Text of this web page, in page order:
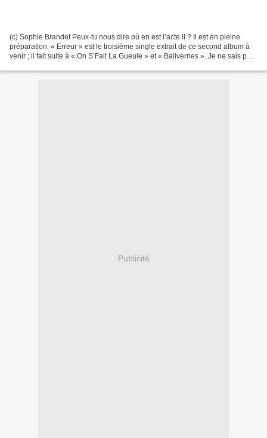
(c) Sophie Brandet Peux-tu nous dire où en est l’acte II ? Il est en pleine
préparation. « Erreur » est le troisième single extrait de ce second album à
venir ; il fait suite à « On S’Fait La Gueule » et « Balivernes ». Je ne sais pas
Publicité